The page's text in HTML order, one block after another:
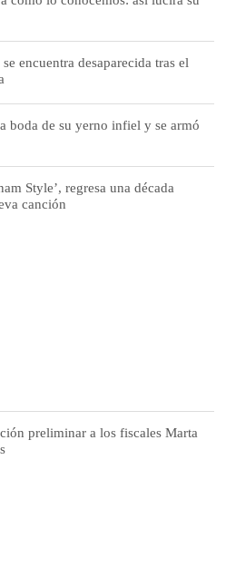
encuentra desaparecida tras el
boda de su yerno infiel y se armó
Style’, regresa una década
canción
preliminar a los fiscales Marta